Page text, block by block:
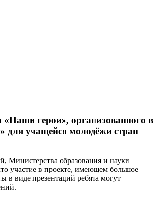
«Наши герои», организованного в
для учащейся молодёжи стран
Министерства образования и науки
участие в проекте, имеющем большое
в виде презентаций ребята могут